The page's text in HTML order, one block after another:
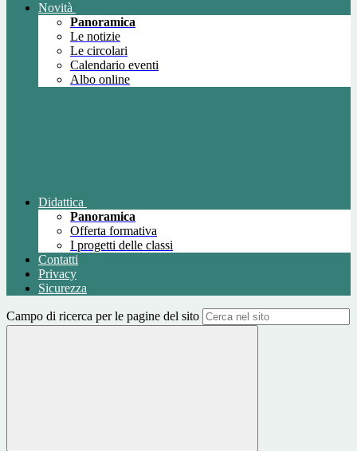
Novità
Panoramica
Le notizie
Le circolari
Calendario eventi
Albo online
Didattica
Panoramica
Offerta formativa
I progetti delle classi
Contatti
Privacy
Sicurezza
Campo di ricerca per le pagine del sito